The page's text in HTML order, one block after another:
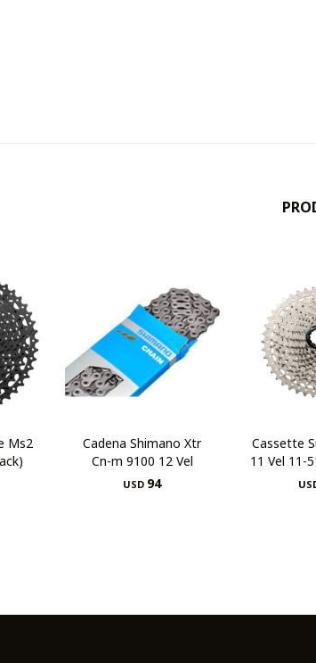
Ms2
Cadena Shimano Xtr
Cn-m 9100 12 Vel
USD 94
Cassette
11 Vel 11-